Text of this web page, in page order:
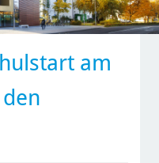
am